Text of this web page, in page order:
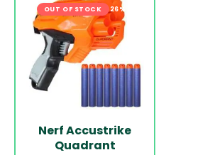
OUT OF STOCK -26%
Nerf Accustrike
Quadrant